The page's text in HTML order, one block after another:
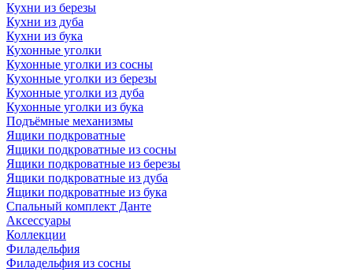
Кухни из березы
Кухни из дуба
Кухни из бука
Кухонные уголки
Кухонные уголки из сосны
Кухонные уголки из березы
Кухонные уголки из дуба
Кухонные уголки из бука
Подъёмные механизмы
Ящики подкроватные
Ящики подкроватные из сосны
Ящики подкроватные из березы
Ящики подкроватные из дуба
Ящики подкроватные из бука
Спальный комплект Данте
Аксессуары
Коллекции
Филадельфия
Филадельфия из сосны